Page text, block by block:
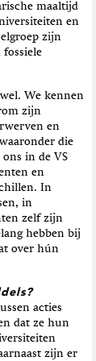
maaltijd
en
zijn
We kennen
zijn
en
die
in de VS
en
In
in
zelf zijn
hebben bij
over hún
acties
dat ze hun
zijn er